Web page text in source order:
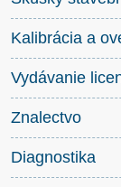
Kalibrácia a
Vydávanie
Znalectvo
Diagnostika